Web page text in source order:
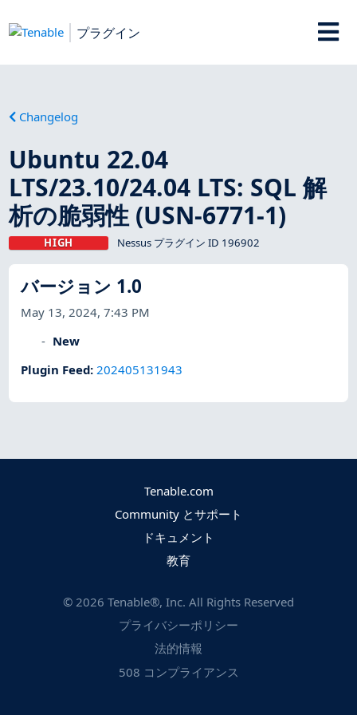
プラグイン
Changelog
Ubuntu 22.04
LTS/23.10/24.04 LTS: SQL 解
析の脆弱性 (USN-6771-1)
HIGH Nessus プラグイン ID 196902
バージョン 1.0
May 13, 2024, 7:43 PM
New
Plugin Feed:202405131943
Tenable.com
Community とサポート
ドキュメント
教育
© 2026 Tenable®, Inc. All Rights Reserved
プライバシーポリシー
法的情報
508 コンプライアンス